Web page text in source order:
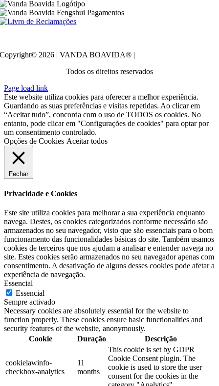
Copyright© 2026 | VANDA BOAVIDA® |
Todos os direitos reservados
Page load link
Este website utiliza cookies para oferecer a melhor experiência.
Guardando as suas preferências e visitas repetidas. Ao clicar em
“Aceitar tudo”, concorda com o uso de TODOS os cookies. No
entanto, pode clicar em "Configurações de cookies" para optar por
um consentimento controlado.
Opções de Cookies Aceitar todos
Fechar
Privacidade e Cookies
Este site utiliza cookies para melhorar a sua experiência enquanto
navega. Destes, os cookies categorizados conforme necessário são
armazenados no seu navegador, visto que são essenciais para o bom
funcionamento das funcionalidades básicas do site. Também usamos
cookies de terceiros que nos ajudam a analisar e entender navega no
site. Estes cookies serão armazenados no seu navegador apenas com
consentimento. A desativação de alguns desses cookies pode afetar a
experiência de navegação.
Essencial
Essencial
Sempre activado
Necessary cookies are absolutely essential for the website to
function properly. These cookies ensure basic functionalities and
security features of the website, anonymously.
Cookie
Duração Descrição
cookielawinfo-
checkbox-analytics
11
months
This cookie is set by GDPR
Cookie Consent plugin. The
cookie is used to store the user
consent for the cookies in the